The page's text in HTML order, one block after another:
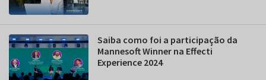
Saiba como foi a participação da
Mannesoft Winner na Effecti
Experience 2024